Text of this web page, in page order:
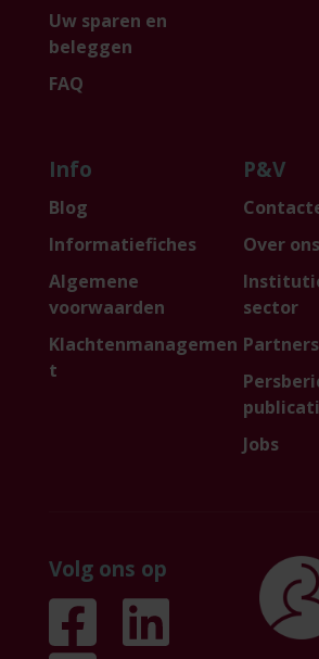
Uw sparen en
beleggen
FAQ
Info
Blog
Informatiefiches
Algemene
voorwaarden
Klachtenmanagemen
t
P&V
Over ons
sector
Jobs
Volg ons op